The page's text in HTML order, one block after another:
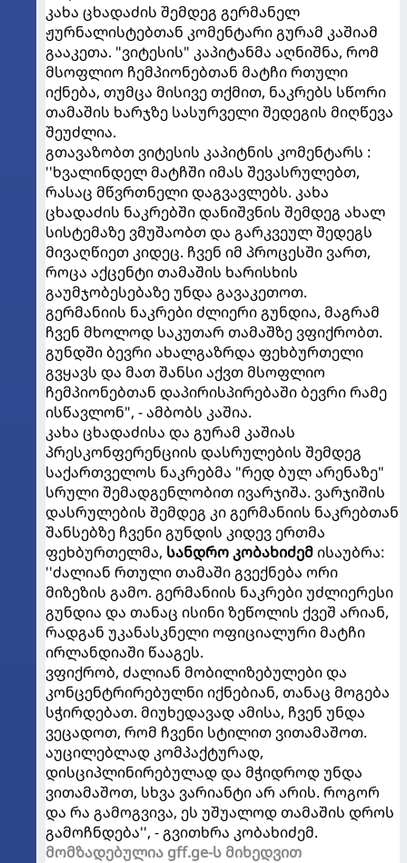
კახა ცხადაძის შემდეგ გერმანელ
ჟურნალისტებთან კომენტარი გურამ კაშიამ
გააკეთა. "ვიტესის" კაპიტანმა აღნიშნა, რომ
მსოფლიო ჩემპიონებთან მატჩი რთული
იქნება, თუმცა მისივე თქმით, ნაკრებს სწორი
თამაშის ხარჯზე სასურველი შედეგის მიღწევა
შეუძლია.
გთავაზობთ ვიტესის კაპიტნის კომენტარს :
''ხვალინდელ მატჩში იმას შევასრულებთ,
რასაც მწვრთნელი დაგვავლებს. კახა
ცხადაძის ნაკრებში დანიშვნის შემდეგ ახალ
სისტემაზე ვმუშაობთ და გარკვეულ შედეგს
მივაღწიეთ კიდეც. ჩვენ იმ პროცესში ვართ,
როცა აქცენტი თამაშის ხარისხის
გაუმჯობესებაზე უნდა გავაკეთოთ.
გერმანიის ნაკრები ძლიერი გუნდია, მაგრამ
ჩვენ მხოლოდ საკუთარ თამაშზე ვფიქრობთ.
გუნდში ბევრი ახალგაზრდა ფეხბურთელი
გვყავს და მათ შანსი აქვთ მსოფლიო
ჩემპიონებთან დაპირისპირებაში ბევრი რამე
ისწავლონ", - ამბობს კაშია.
კახა ცხადაძისა და გურამ კაშიას
პრესკონფერენციის დასრულების შემდეგ
საქართველოს ნაკრებმა "რედ ბულ არენაზე"
სრული შემადგენლობით ივარჯიშა. ვარჯიშის
დასრულების შემდეგ კი გერმანიის ნაკრებთან
შანსებზე ჩვენი გუნდის კიდევ ერთმა
ფეხბურთელმა, სანდრო კობახიძემისაუბრა:
''ძალიან რთული თამაში გვექნება ორი
მიზეზის გამო. გერმანიის ნაკრები უძლიერესი
გუნდია და თანაც ისინი ზეწოლის ქვეშ არიან,
რადგან უკანასკნელი ოფიციალური მატჩი
ირლანდიაში წააგეს.
ვფიქრობ, ძალიან მობილიზებულები და
კონცენტრირებულნი იქნებიან, თანაც მოგება
სჭირდებათ. მიუხედავად ამისა, ჩვენ უნდა
ვეცადოთ, რომ ჩვენი სტილით ვითამაშოთ.
აუცილებლად კომპაქტურად,
დისციპლინირებულად და მჭიდროდ უნდა
ვითამაშოთ, სხვა ვარიანტი არ არის. როგორ
და რა გამოგვივა, ეს უშუალოდ თამაშის დროს
გამოჩნდება'', - გვითხრა კობახიძემ.
მომზადებულია gff.ge-ს მიხედვით